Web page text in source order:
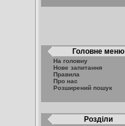
Головне меню
На головну
Нове запитання
Правила
Про нас
Розширений пошук
Розділи